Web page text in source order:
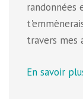
randonnées
travers mes
En savoir